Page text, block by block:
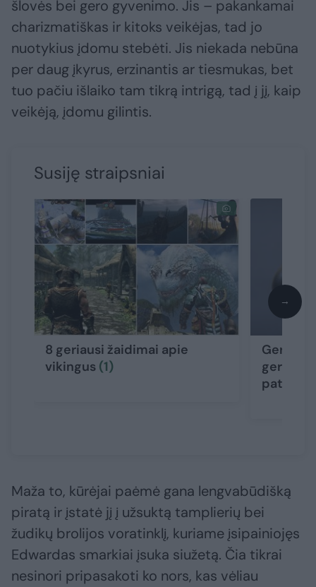
šlovės bei gero gyvenimo. Jis – pakankamai
charizmatiškas ir kitoks veikėjas, tad jo
nuotykius įdomu stebėti. Jis niekada nebūna
per daug įkyrus, erzinantis ar tiesmukas, bet
tuo pačiu išlaiko tam tikrą intrigą, tad į jį, kaip
veikėją, įdomu gilintis.
Susiję straipsniai
8 geriausi žaidimai apie
vikingus (1)
Gera
patogų
→
Maža to, kūrėjai paėmė gana lengvabūdišką
piratą ir įstatė jį į užsuktą tamplierių bei
žudikų brolijos voratinklį, kuriame įsipainiojęs
Edwardas smarkiai įsuka siužetą. Čia tikrai
nesinori pripasakoti ko nors, kas vėliau